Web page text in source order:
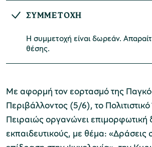
Μουσείο Μαρμαροτεχνίας
Μουσείο Περιβάλλοντος
ΣΥΜΜΕΤΟΧΗ
Η συμμετοχή είναι δωρεάν.
θέσης.
Με αφορμή τον εορτασμό της
Περιβάλλοντος (5/6), το
Πειραιώς οργανώνει επιμορφωτική
εκπαιδευτικούς, με θέμα: «Δράσεις